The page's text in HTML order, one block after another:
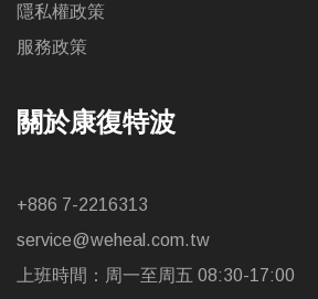
隱私權政策
服務政策
關於康復特波
+886 7-2216313
service@weheal.com.tw
上班時間：周一至周五 08:30-17:00